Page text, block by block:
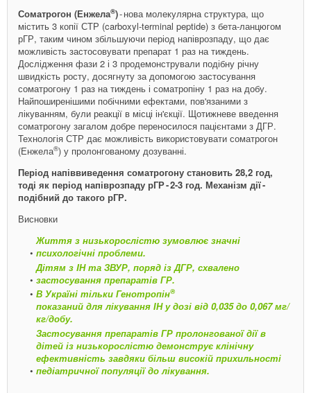
Соматрогон (Енжела®)- ​нова молекулярна структура, що
містить 3 копії СТР (carboxyl-terminal peptide) з бета-ланцюгом
рГР, таким чином збільшуючи період напіврозпаду, що дає
можливість застосовувати препарат 1 раз на тиждень.
Дослідження фази 2 і 3 продемонстрували подібну річну
швидкість росту, досягнуту за допомогою застосування
соматрогону 1 раз на тиждень і соматропіну 1 раз на добу.
Найпоширенішими побічними ефектами, пов'язаними з
лікуванням, були реакції в місці ін'єкції. Щотижневе введення
соматрогону загалом добре переносилося пацієнтами з ДГР.
Технологія СТР дає можливість використовувати ­соматрогон
(Енжела®) у пролонгованому дозуванні.
Період напіввиведення соматрогону становить 28,2 год,
тоді як період напів­розпаду рГР - ​2-3 год. ­Механізм дії - ​
подібний до такого рГР.
Висновки
Життя з низькорослістю зумовлює значні
психологічні проблеми.
Дітям з IН та ЗВУР, поряд із ДГР, схвалено
застосування препаратів ГР.
В Україні тільки Генотропін®
показаний для лікування ІН у дозі від 0,035 до 0,067 мг/
кг/добу.
Застосування препаратів ГР пролонгованої дії в
дітей із низькорослістю демонструє клінічну
ефективність завдяки більш високій прихильності
педіатричної популяції до лікування.